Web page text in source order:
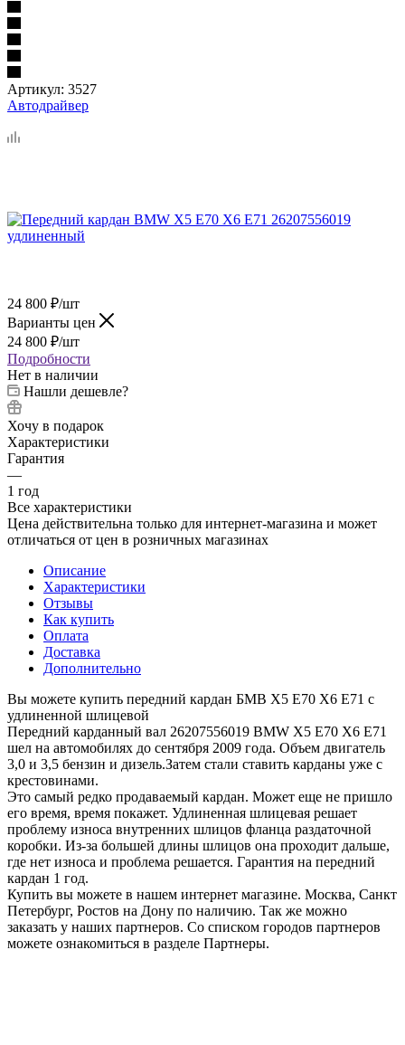
Артикул: 3527
Автодрайвер
24 800 ₽/шт
Варианты цен
24 800 ₽/шт
Подробности
Нет в наличии
Нашли дешевле?
Хочу в подарок
Характеристики
Гарантия
—
1 год
Все характеристики
Цена действительна только для интернет-магазина и может
отличаться от цен в розничных магазинах
Описание
Характеристики
Отзывы
Как купить
Оплата
Доставка
Дополнительно
Вы можете купить передний кардан БМВ Х5 Е70 Х6 Е71 с
удлиненной шлицевой
Передний карданный вал 26207556019 BMW X5 E70 X6 E71
шел на автомобилях до сентября 2009 года. Объем двигатель
3,0 и 3,5 бензин и дизель.Затем стали ставить карданы уже с
крестовинами.
Это самый редко продаваемый кардан. Может еще не пришло
его время, время покажет. Удлиненная шлицевая решает
проблему износа внутренних шлицов фланца раздаточной
коробки. Из-за большей длины шлицов она проходит дальше,
где нет износа и проблема решается. Гарантия на передний
кардан 1 год.
Купить вы можете в нашем интернет магазине. Москва, Санкт
Петербург, Ростов на Дону по наличию. Так же можно
заказать у наших партнеров. Со списком городов партнеров
можете ознакомиться в разделе Партнеры.